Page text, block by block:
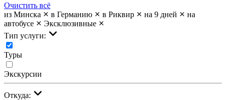
Очистить всё
из Минска
в Германию в Риквир на 9 дней
на
автобусе
Эксклюзивные
Тип услуги:
Туры
Экскурсии
Откуда: